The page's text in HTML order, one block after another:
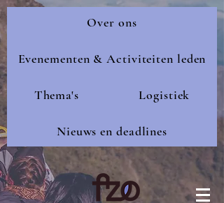
Over ons
Evenementen & Activiteiten leden
Thema's Logistiek
Nieuws en deadlines